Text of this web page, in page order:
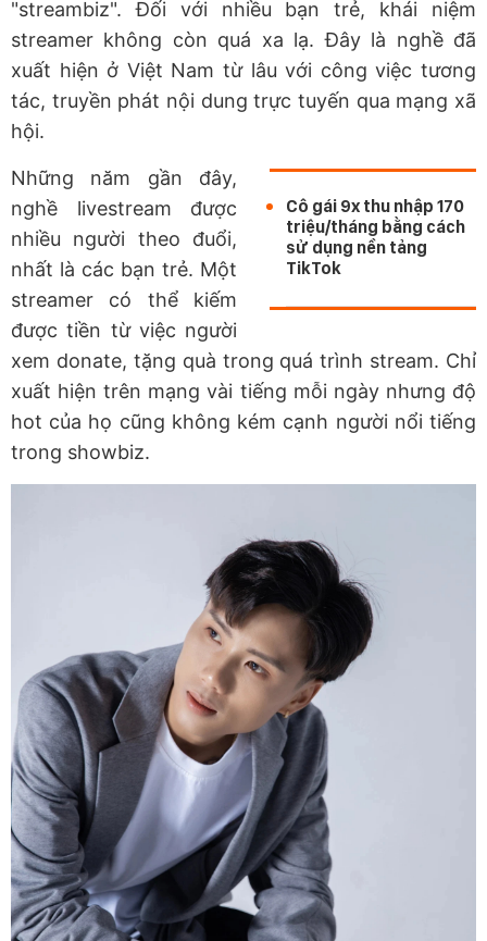
"streambiz". Đối với nhiều bạn trẻ, khái niệm
streamer không còn quá xa lạ. Đây là nghề đã
xuất hiện ở Việt Nam từ lâu với công việc tương
tác, truyền phát nội dung trực tuyến qua mạng xã
hội.
Cô gái 9x thu nhập 170
triệu/tháng bằng cách
sử dụng nền tảng
TikTok
Những năm gần đây,
nghề livestream được
nhiều người theo đuổi,
nhất là các bạn trẻ. Một
streamer có thể kiếm
được tiền từ việc người
xem donate, tặng quà trong quá trình stream. Chỉ
xuất hiện trên mạng vài tiếng mỗi ngày nhưng độ
hot của họ cũng không kém cạnh người nổi tiếng
trong showbiz.